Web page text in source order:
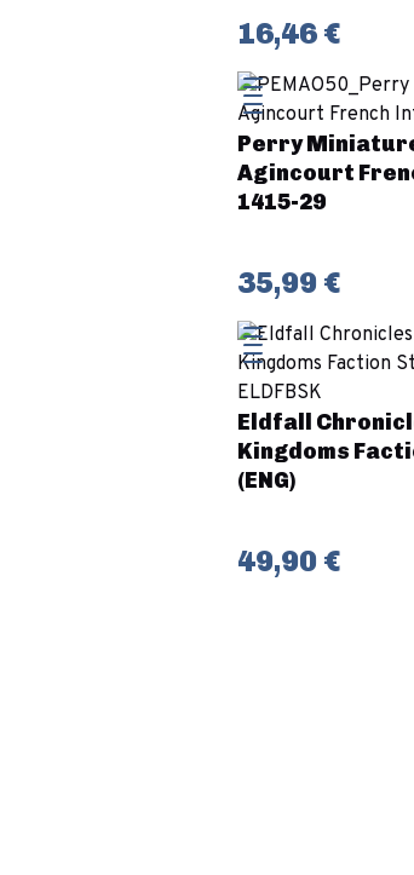
16,46 €
Perry
Agincourt
1415-29
35,99 €
Eldfall
Kingdoms
(ENG)
49,90 €